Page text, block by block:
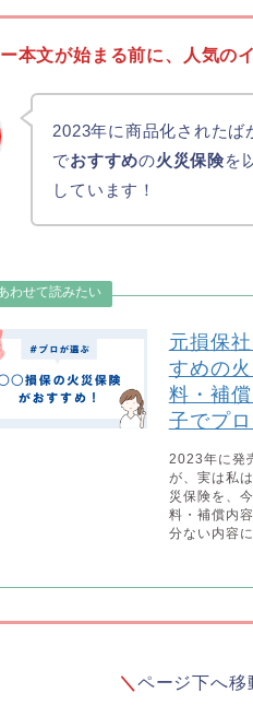
ー本文が始まる前に、人気の
2023年に商品化されたば
でおすすめの火災保険を
しています！
元損保
すめの
料・補
子でプロ
2023年に発
が、実は私
災保険を、
料・補償内
分ない内容
＼ ページ下へ移